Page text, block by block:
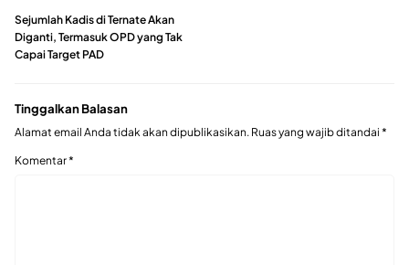
Sejumlah Kadis di Ternate Akan
Diganti, Termasuk OPD yang Tak
Capai Target PAD
Tinggalkan Balasan
Alamat email Anda tidak akan dipublikasikan. Ruas yang wajib ditandai *
Komentar*